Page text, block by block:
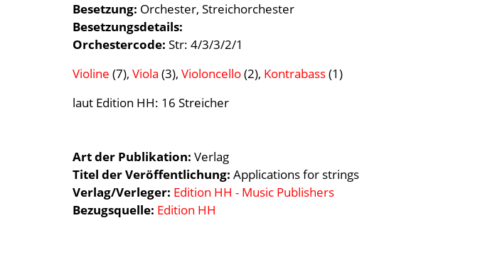
Besetzung Orchester Streichorchester
Besetzungsdetails
Orchestercode: Str: 4/3/3/2/1
Violine (7), Viola (3), Violoncello(2), Kontrabass(1)
laut Edition HH: 16 Streicher
Art der Publikation Verlag
Titel der Veröffentlichung Applications for strings
Verlag/Verleger Edition HH - Music Publishers
Bezugsquelle: Edition HH